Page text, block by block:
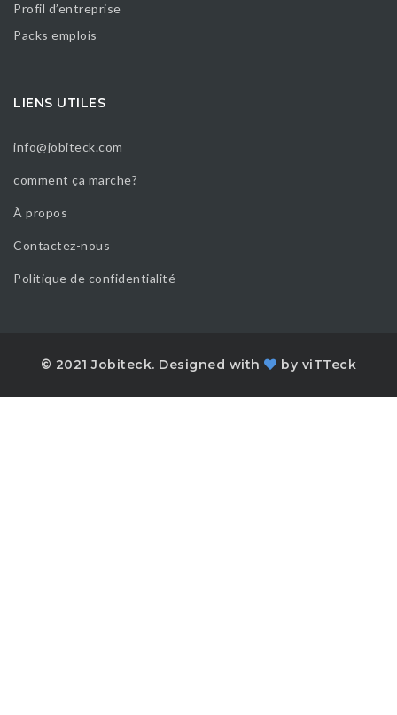
Profil d’entreprise
Packs emplois
LIENS UTILES
info@jobiteck.com
comment ça marche?
À propos
Contactez-nous
Politique de confidentialité
© 2021 Jobiteck. Designed with by viTTeck